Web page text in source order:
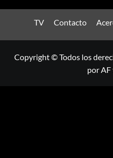
TV Contacto
Copyright © Todos los
por AF